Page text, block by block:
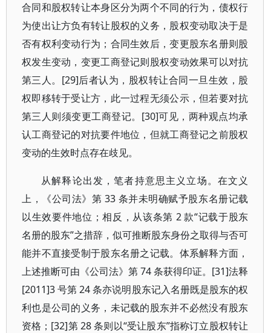
合同和股权转让本身区分为两个不同的行为，债权行
为使出让方负有转让股权的义务，股权变动取决于是
否有权利变动行为；合同生效后，变更股东名册则股
权发生变动，变更工商登记则股权变动效果可以对抗
第三人。[29]后者认为，股权转让合同一旦生效，股
权即移转于受让方，此一过程无须公示，但若要对抗
第三人则须变更工商登记。[30]可见，两种观点均承
认工商登记的对抗要件地位，但就工商登记之前股权
变动的生效时点存在歧见。
从解释论出发，笔者持意思主义立场。在文义
上，《公司法》第 33 条并未明确赋予股东名册记载
以生效要件地位；相反，从该条第 2 款“记载于股东
名册的股东”之措辞，似可推断股东身份之取得与否可
能并不直接受制于股东名册之记载。体系解释方面，
上述推断可由《公司法》第 74 条获得印证。[31]法释
[2011]3 号第 24 条亦说明股东记入名册既是股东的权
利也是公司的义务，未记载的股东并不必然没有股东
资格；[32]第 28 条则以“受让股东”指称订立股权转让